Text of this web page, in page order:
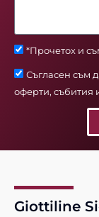
*Прочетох и
Съгласен съм
оферти, събития
Giottiline